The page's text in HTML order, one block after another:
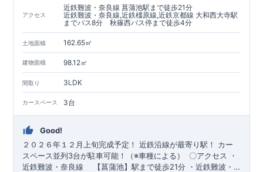
アクセス
近鉄難波・奈良線 菖蒲池駅まで徒歩21分
近鉄難波・奈良線,近鉄橿原線,近鉄京都線 大和西大寺駅
までバス8分 秋篠西バス停まで徒歩4分
土地面積 162.65㎡
建物面積 98.12㎡
間取り 3LDK
カースペース 3台
Good!
２０２６年１２月上旬完成予定！ ​近鉄沿線が最寄り駅！
​カー
スペース並列3台が駐車可能！（※車種による）
​〇アクセス
・
近鉄難波・奈良線 ​ 【菖蒲池】駅まで徒歩21分 ・近鉄難波・